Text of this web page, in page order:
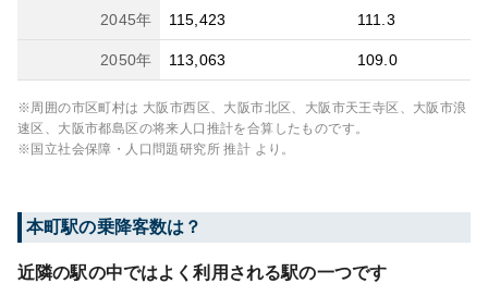
2045年 115,423 111.3
2050年 113,063 109.0
※周囲の市区町村は 大阪市西区、大阪市北区、大阪市天王寺区、大阪市浪
速区、大阪市都島区の将来人口推計を合算したものです。
※国立社会保障・人口問題研究所 推計 より。
本町駅の乗降客数は？
近隣の駅の中ではよく利用される駅の一つです